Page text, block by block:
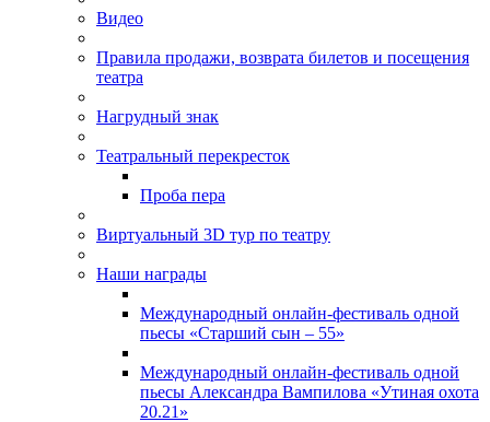
Видео
Правила продажи, возврата билетов и посещения
театра
Нагрудный знак
Театральный перекресток
Проба пера
Виртуальный 3D тур по театру
Наши награды
Международный онлайн-фестиваль одной
пьесы «Старший сын – 55»
Международный онлайн-фестиваль одной
пьесы Александра Вампилова «Утиная охота
20.21»